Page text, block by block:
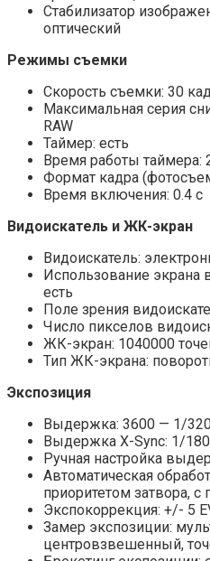
Стабилизатор
оптический
Режимы съемки
Скорость съемки: 30
Максимальная серия
RAW
Таймер: есть
Время работы таймера:
Формат кадра
Время включения: 0.4 c
Видоискатель и ЖК-экран
Видоискатель:
Использование экрана
есть
Поле зрения
Число пикселов
ЖК-экран: 1040000
Тип ЖК-экрана:
Экспозиция
Выдержка: 3600 — 1/
Выдержка X-Sync: 1/
Ручная настройка
Автоматическая
приоритетом затвора,
Экспокоррекция: +/- 5
Замер экспозиции:
центровзвешенный,